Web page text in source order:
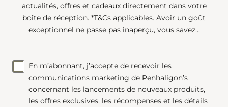
actualités, offres et cadeaux directement dans votre
boîte de réception. *T&Cs applicables. Avoir un goût
exceptionnel ne passe pas inaperçu, vous savez...
En m’abonnant, j’accepte de recevoir les
communications marketing de Penhaligon’s
concernant les lancements de nouveaux produits,
les offres exclusives, les récompenses et les détails